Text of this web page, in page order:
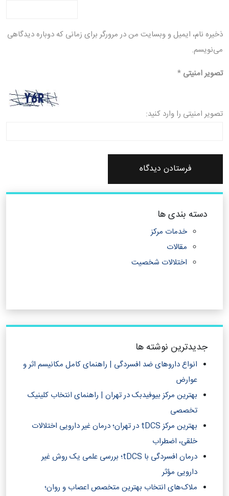
ذخیره نام، ایمیل و وبسایت من در مرورگر برای زمانی که دوباره دیدگاهی
می‌نویسم.
تصویر امنیتی *
تصویر امنیتی را وارد کنید:
دسته بندی ها
خدمات مرکز
مقالات
اختلالات شخصیت
جدیدترین نوشته ها
انواع داروهای ضد افسردگی | راهنمای کامل مکانیسم اثر و
عوارض
بهترین مرکز بیوفیدبک در تهران | راهنمای انتخاب کلینیک
تخصصی
بهترین مرکز tDCS در تهران؛ درمان غیر دارویی اختلالات
خلقی، اضطراب
درمان افسردگی با tDCS؛ بررسی علمی یک روش غیر
دارویی مؤثر
ملاک‌های انتخاب بهترین متخصص اعصاب و روان؛